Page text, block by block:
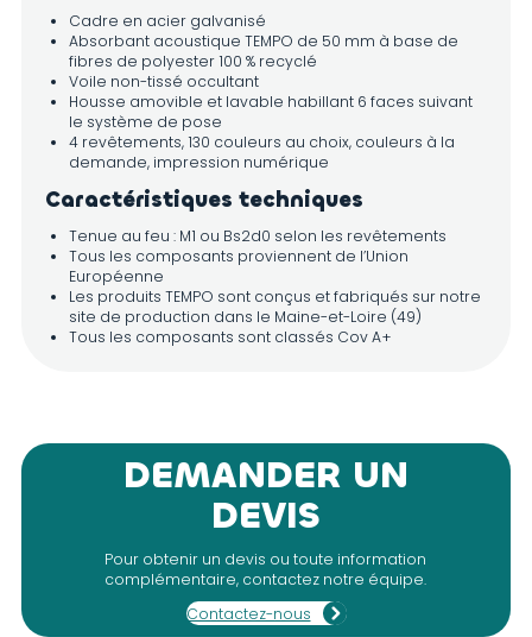
Cadre en acier galvanisé
Absorbant acoustique TEMPO de 50 mm à base de
fibres de polyester 100 % recyclé
Voile non-tissé occultant
Housse amovible et lavable habillant 6 faces suivant
le système de pose
4 revêtements, 130 couleurs au choix, couleurs à la
demande, impression numérique
Caractéristiques techniques
Tenue au feu : M1 ou Bs2d0 selon les revêtements
Tous les composants proviennent de l’Union
Européenne
Les produits TEMPO sont conçus et fabriqués sur notre
site de production dans le Maine-et-Loire (49)
Tous les composants sont classés Cov A+
Options
Réservation pour luminaire intégrée dans les
Epaisseur des panneaux variables de 50 à 150 mm
Autres options possibles selon cahier des charges
DEMANDER UN
DEVIS
Pour obtenir un devis ou toute information
complémentaire, contactez notre équipe.
Contactez-nous